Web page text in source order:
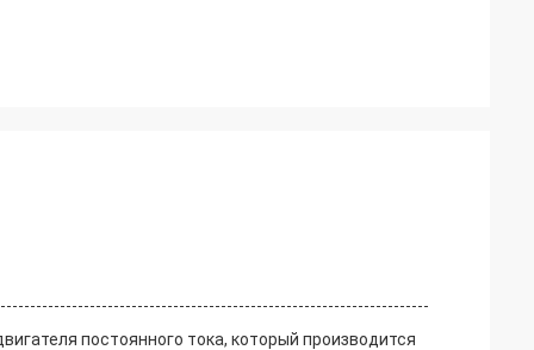
постоянного тока, который производится